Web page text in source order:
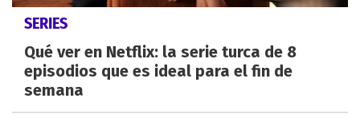
SERIES
Qué ver en Netflix: la serie turca de 8
episodios que es ideal para el fin de
semana